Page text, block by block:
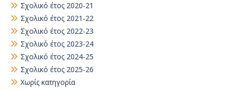
Σχολικό έτος 2020-21
Σχολικό έτος 2021-22
Σχολικό έτος 2022-23
Σχολικό έτος 2023-24
Σχολικό έτος 2024-25
Σχολικό έτος 2025-26
Χωρίς κατηγορία